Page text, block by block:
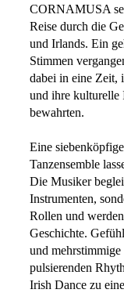
CORNAMUSA
Reise durch die
und Irlands. Ein
Stimmen
dabei in eine Zeit,
und ihre kulturelle
bewahrten.
Eine
Tanzensemble
Die Musiker
Instrumenten,
Rollen und
Geschichte.
und
pulsierenden
Irish Dance zu